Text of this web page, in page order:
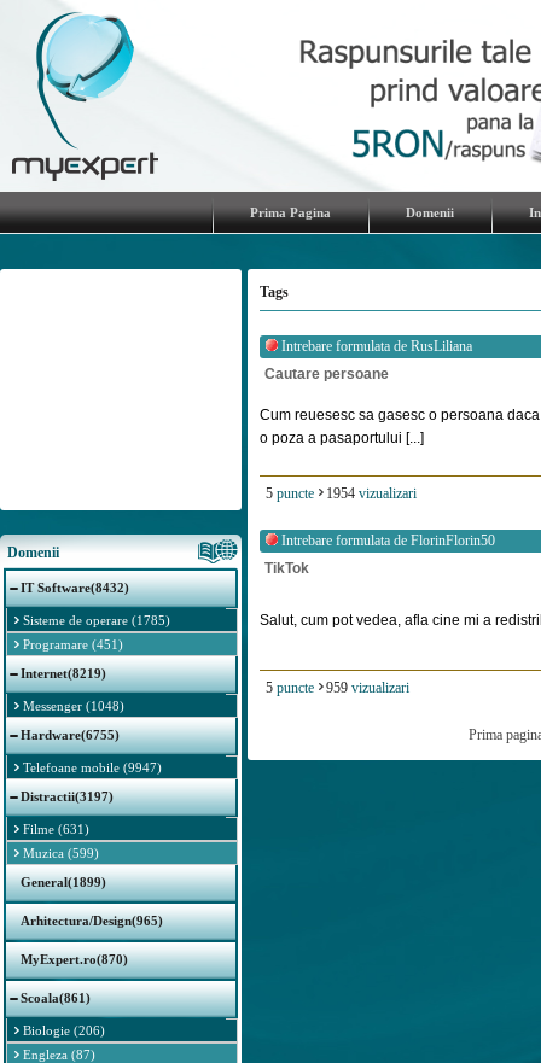
Prima Pagina Domenii
Domenii
IT Software(8432)
Sisteme de operare (1785)
Programare (451)
Internet(8219)
Messenger (1048)
Hardware(6755)
Telefoane mobile (9947)
Distractii(3197)
Filme (631)
Muzica (599)
General(1899)
Arhitectura/Design(965)
MyExpert.ro(870)
Scoala(861)
Biologie (206)
Engleza (87)
Tags
Intrebare formulata de RusLiliana
Cautare persoane
Cum reuesesc sa gasesc o persoana
o poza a pasaportului [...]
5 puncte 1954 vizualizari
Intrebare formulata de FlorinFlorin50
TikTok
Salut, cum pot vedea, afla cine mi a
5 puncte 959 vizualizari
Prima